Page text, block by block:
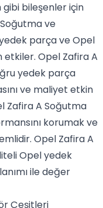
bileşenler için
ve
parça ve Opel
etkiler. Opel Zafira A
yedek parça
ve maliyet etkin
Zafira A Soğutma
korumak ve
Opel Zafira A
Opel yedek
ile değer
Çeşitleri